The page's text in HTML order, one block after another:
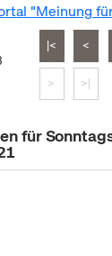
"Meinung
|< <
> >|
für